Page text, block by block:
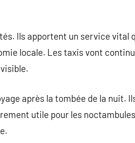
Ils apportent un service vital
locale. Les taxis vont
après la tombée de la nuit.
utile pour les